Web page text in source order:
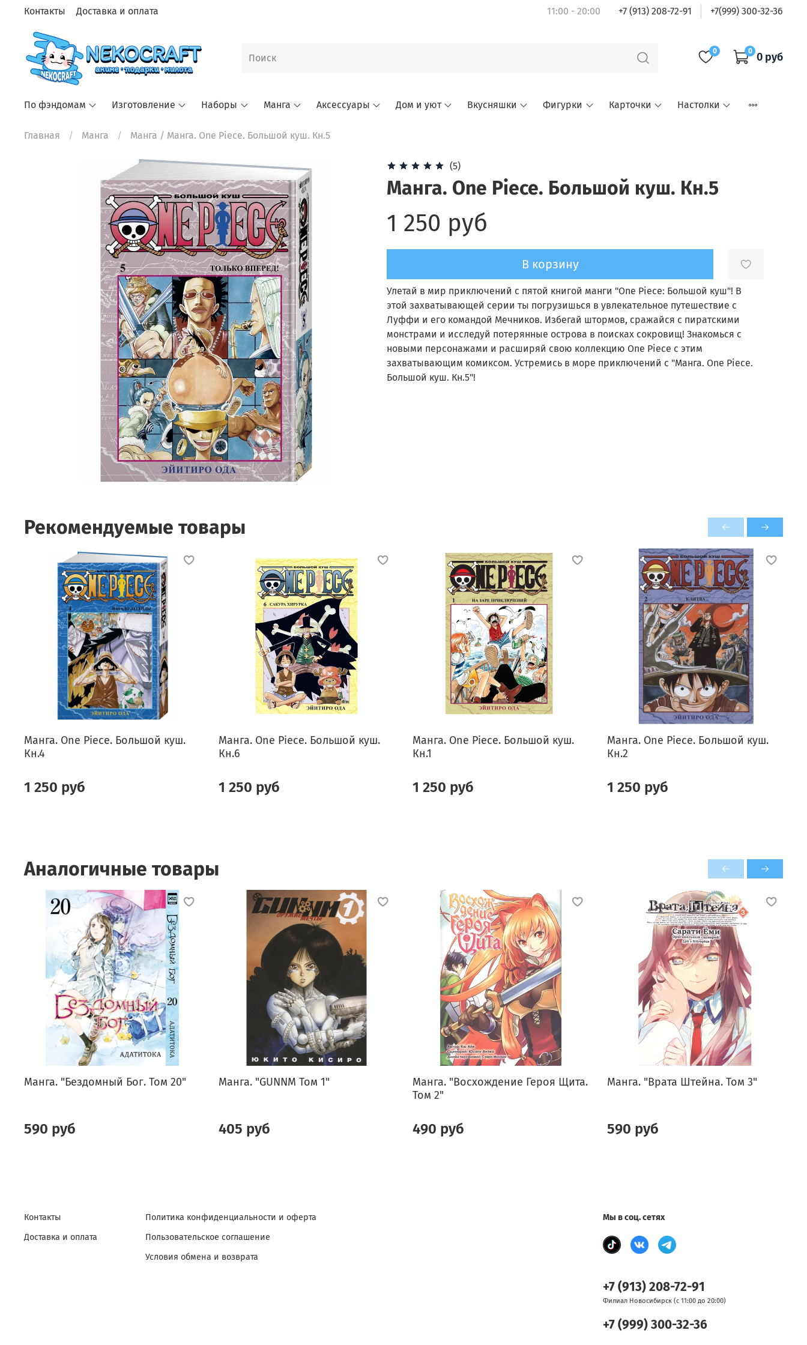
Контакты Доставка и оплата 11:00 - 20:00 +7 (913) 208-72-91 +7(999) 300-32-36
0 0 0 руб
По фэндомам Изготовление Наборы Манга Аксессуары Дом и уют Вкусняшки Фигурки Карточки Настолки
Главная Манга Манга / Манга. One Piece. Большой куш. Кн.5
(5)
Манга. One Piece. Большой куш. Кн.5
1 250 руб
В корзину
Улетай в мир приключений с пятой книгой манги "One Piece: Большой куш"! В
этой захватывающей серии ты погрузишься в увлекательное путешествие с
Луффи и его командой Мечников. Избегай штормов, сражайся с пиратскими
монстрами и исследуй потерянные острова в поисках сокровищ! Знакомься с
новыми персонажами и расширяй свою коллекцию One Piece с этим
захватывающим комиксом. Устремись в море приключений с "Манга. One Piece.
Большой куш. Кн.5"!
Рекомендуемые товары
Манга. One Piece. Большой куш.
Кн.4
1 250 руб
Манга. One Piece. Большой куш.
Кн.6
1 250 руб
Манга. One Piece. Большой куш.
Кн.1
1 250 руб
Манга. One Piece. Большой куш.
Кн.2
1 250 руб
Аналогичные товары
Манга. "Бездомный Бог. Том 20"
590 руб
Манга. "GUNNM Том 1"
405 руб
Манга. "Восхождение Героя Щита.
Том 2"
490 руб
Манга. "Врата Штейна. Том 3"
590 руб
Контакты
Доставка и оплата
Политика конфиденциальности и оферта
Пользовательское соглашение
Условия обмена и возврата
Мы в соц. сетях
+7 (913) 208-72-91
Филиал Новосибирск (с 11:00 до 20:00)
+7 (999) 300-32-36